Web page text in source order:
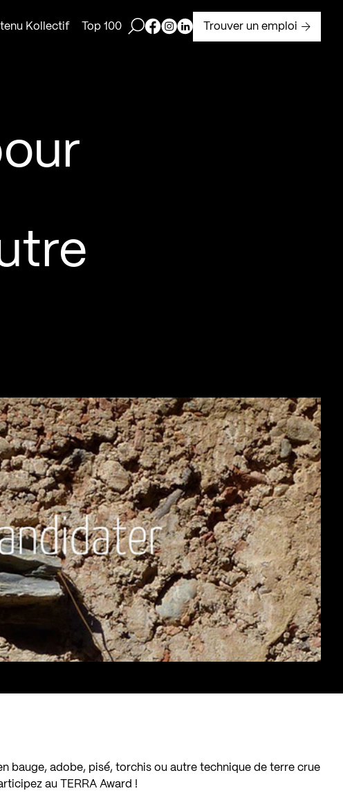
Kollectif Top 100 Ouvrir la barre de recherche
Page Facebook de Kollectif
Page Instagram de Kollectif
Page Linkedin de Kollectif
Trouver un emploi
bauge, adobe, pisé, torchis ou autre technique de terre crue
au TERRA Award !